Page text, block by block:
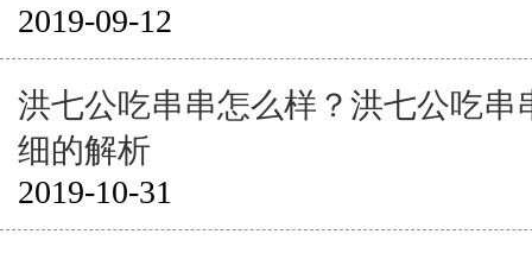
2019-09-12
洪七公吃串串怎么样？洪七公吃串
细的解析
2019-10-31